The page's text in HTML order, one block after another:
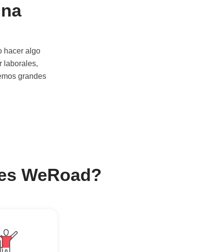
hacer algo
laborales,
grandes
WeRoad?